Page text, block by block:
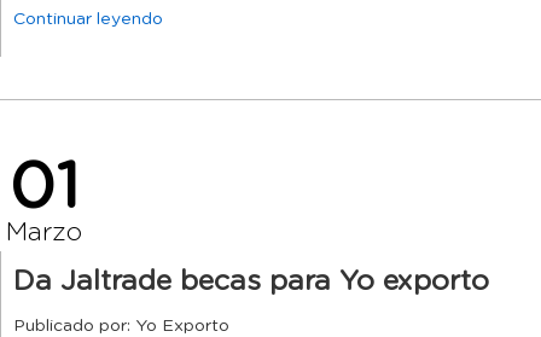
Continuar leyendo
01
Marzo
Da Jaltrade becas para Yo exporto
Publicado por: Yo Exporto